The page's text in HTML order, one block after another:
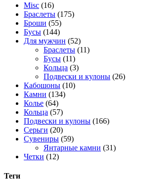
Misc (16)
Браслеты (175)
Броши (55)
Бусы (144)
Для мужчин (52)
Браслеты (11)
Бусы (11)
Кольца (3)
Подвески и кулоны (26)
Кабошоны (10)
Камни (134)
Колье (64)
Кольца (57)
Подвески и кулоны (166)
Серьги (20)
Сувениры (59)
Янтарные камни (31)
Четки (12)
Теги